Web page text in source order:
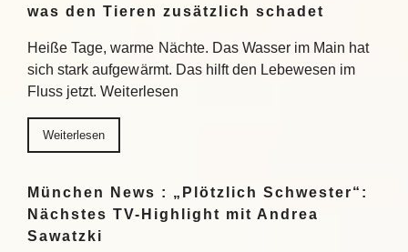
was den Tieren zusätzlich schadet
Heiße Tage, warme Nächte. Das Wasser im Main hat
sich stark aufgewärmt. Das hilft den Lebewesen im
Fluss jetzt. Weiterlesen
Weiterlesen
München News : „Plötzlich Schwester“:
Nächstes TV-Highlight mit Andrea
Sawatzki